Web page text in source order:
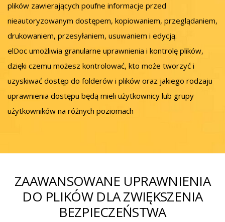
plików zawierających poufne informacje przed
nieautoryzowanym dostępem, kopiowaniem, przeglądaniem,
drukowaniem, przesyłaniem, usuwaniem i edycją.
elDoc umożliwia granularne uprawnienia i kontrolę plików,
dzięki czemu możesz kontrolować, kto może tworzyć i
uzyskiwać dostęp do folderów i plików oraz jakiego rodzaju
uprawnienia dostępu będą mieli użytkownicy lub grupy
użytkowników na różnych poziomach
ZAAWANSOWANE UPRAWNIENIA
DO PLIKÓW DLA ZWIĘKSZENIA
BEZPIECZEŃSTWA